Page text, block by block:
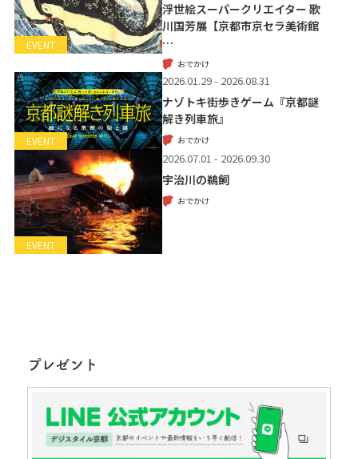
EVENT
浮世絵スーパークリエイター 歌
川国芳展【京都市京セラ美術館
…
おでかけ
EVENT
2026.01.29 - 2026.08.31
ナゾトキ街歩きゲーム『京都謎
解き列車旅』
おでかけ
EVENT
2026.07.01 - 2026.09.30
宇治川の鵜飼
おでかけ
プレゼント